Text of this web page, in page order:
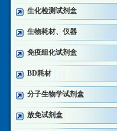
生化检测试剂盒
生物耗材、仪器
免疫组化试剂盒
BD耗材
分子生物学试剂盒
放免试剂盒